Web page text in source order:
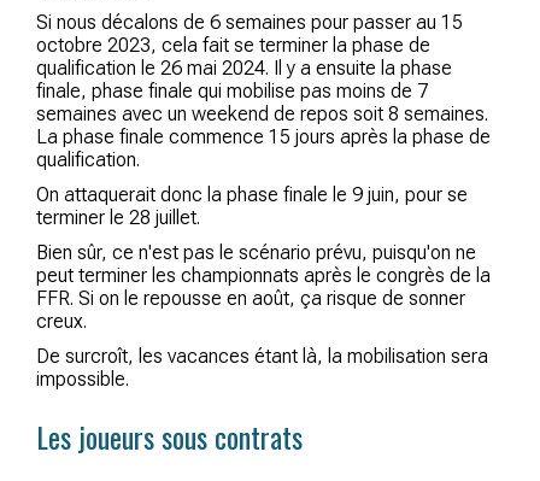
Si nous décalons de 6 semaines pour passer au 15
octobre 2023, cela fait se terminer la phase de
qualification le 26 mai 2024. Il y a ensuite la phase
finale, phase finale qui mobilise pas moins de 7
semaines avec un weekend de repos soit 8 semaines.
La phase finale commence 15 jours après la phase de
qualification.
On attaquerait donc la phase finale le 9 juin, pour se
terminer le 28 juillet.
Bien sûr, ce n'est pas le scénario prévu, puisqu'on ne
peut terminer les championnats après le congrès de la
FFR. Si on le repousse en août, ça risque de sonner
creux.
De surcroît, les vacances étant là, la mobilisation sera
impossible.
Les joueurs sous contrats